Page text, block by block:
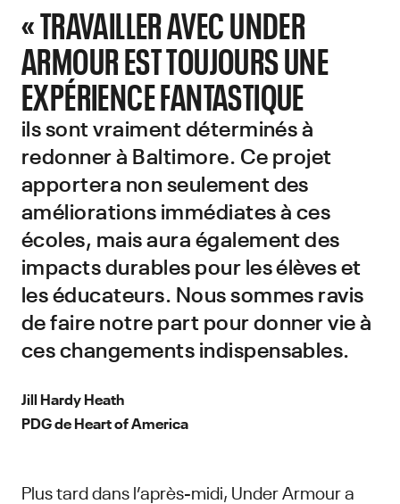
« TRAVAILLER AVEC UNDER
ARMOUR EST TOUJOURS UNE
EXPÉRIENCE FANTASTIQUE
ils sont vraiment déterminés à
redonner à Baltimore. Ce projet
apportera non seulement des
améliorations immédiates à ces
écoles, mais aura également des
impacts durables pour les élèves et
les éducateurs. Nous sommes ravis
de faire notre part pour donner vie à
ces changements indispensables.
Jill Hardy Heath
PDG de Heart of America
Plus tard dans l’après-midi, Under Armour a